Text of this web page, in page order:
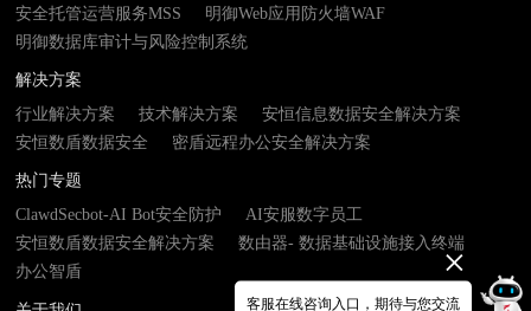
安全托管运营服务MSS
明御Web应用防火墙WAF
明御数据库审计与风险控制系统
解决方案
行业解决方案
技术解决方案
安恒信息数据安全解决方案
安恒数盾数据安全
密盾远程办公安全解决方案
热门专题
ClawdSecbot-AI Bot安全防护
AI安服数字员工
安恒数盾数据安全解决方案
数由器- 数据基础设施接入终端
办公智盾
客服在线咨询入口，期待与您交流